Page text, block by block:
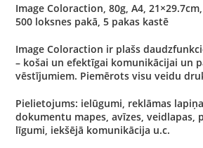
Image Coloraction, 80g, A4,
500 loksnes pakā, 5 pakas kastē
Image Coloraction ir plašs
– košai un efektīgai komunikācijai un
vēstījumiem. Piemērots visu veidu
Pielietojums: ielūgumi, reklāmas
dokumentu mapes, avīzes, veidlapas,
līgumi, iekšējā komunikācija u.c.